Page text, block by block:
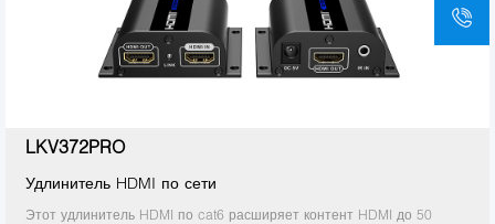
LKV372PRO
Удлинитель HDMI по сети
Этот удлинитель HDMI по cat6 расширяет контент HDMI до 50